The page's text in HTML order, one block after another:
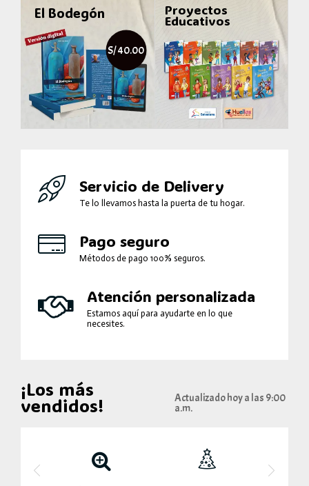
El Bodegón
S/ 40.00
Proyectos
Educativos
Servicio de Delivery
Te lo llevamos hasta la puerta de tu hogar.
Pago seguro
Métodos de pago 100% seguros.
Atención personalizada
Estamos aquí para ayudarte en lo que
necesites.
¡Los más
vendidos! Actualizado hoy a las 9:00
a.m.